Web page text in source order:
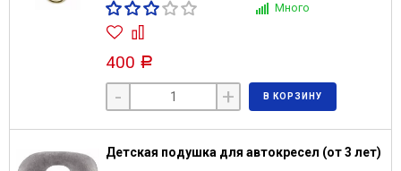
Много
400 Р
- + В КОРЗИНУ
Детская подушка для автокресел (от 3 лет)